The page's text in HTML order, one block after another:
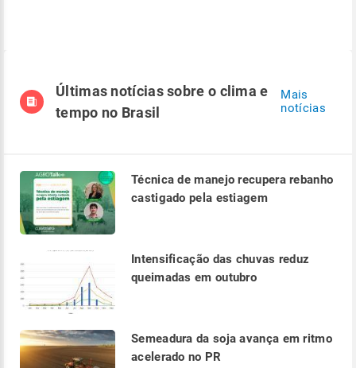
Últimas notícias sobre o clima e
tempo no Brasil
Mais
notícias
Técnica de manejo recupera rebanho
castigado pela estiagem
Intensificação das chuvas reduz
queimadas em outubro
Semeadura da soja avança em ritmo
acelerado no PR